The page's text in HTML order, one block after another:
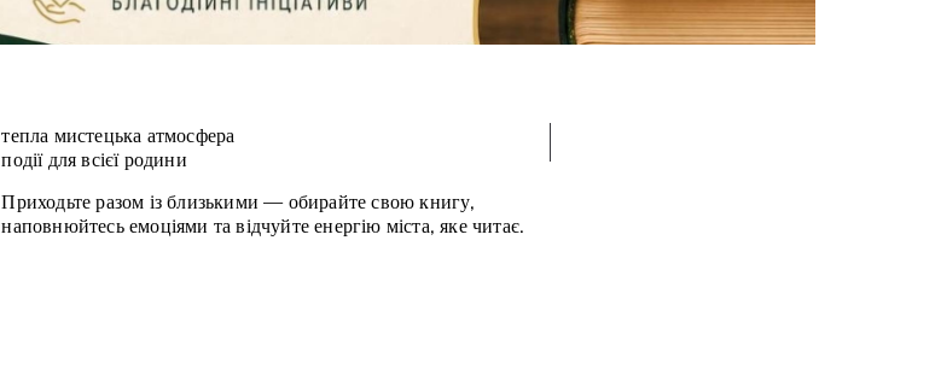
тепла мистецька атмосфера
події для всієї родини
Приходьте разом із близькими — обирайте свою книгу,
наповнюйтесь емоціями та відчуйте енергію міста, яке читає.